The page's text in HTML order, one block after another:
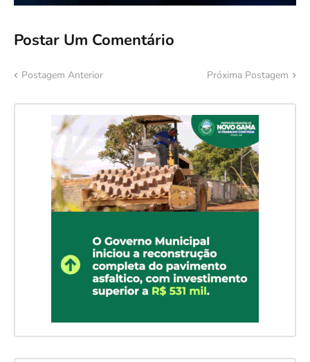
Postar Um Comentário
Postagem Anterior Próxima Postagem